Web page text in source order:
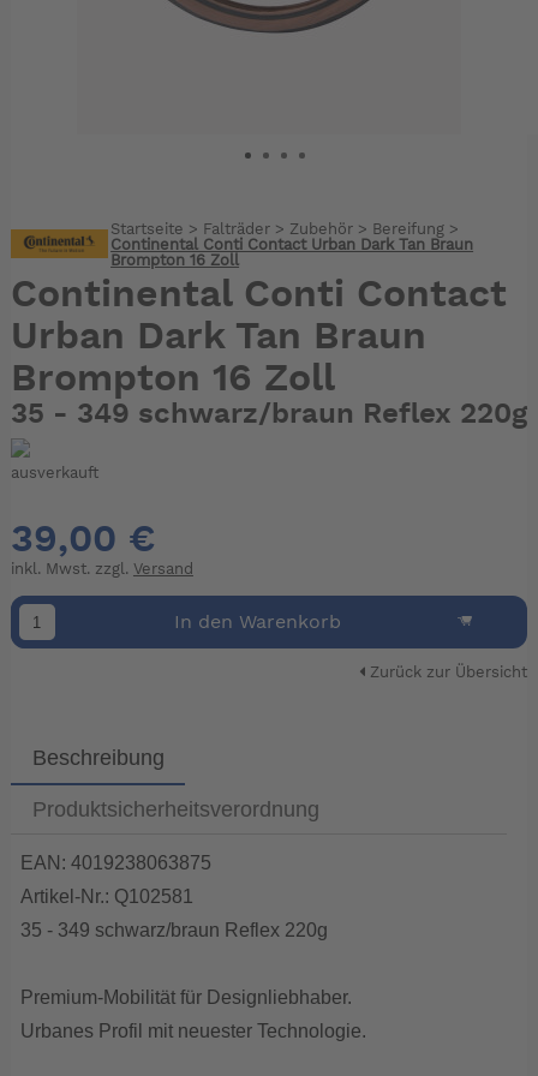
Startseite > Falträder > Zubehör > Bereifung >
Continental Conti Contact Urban Dark Tan Braun
Brompton 16 Zoll
Continental Conti Contact
Urban Dark Tan Braun
Brompton 16 Zoll
35 - 349 schwarz/braun Reflex 220g
ausverkauft
39,00 €
inkl. Mwst. zzgl. Versand
In den Warenkorb
Zurück zur Übersicht
Beschreibung
Produktsicherheitsverordnung
EAN: 4019238063875
Artikel-Nr.: Q102581
35 - 349 schwarz/braun Reflex 220g
Premium-Mobilität für Designliebhaber.
Urbanes Profil mit neuester Technologie.